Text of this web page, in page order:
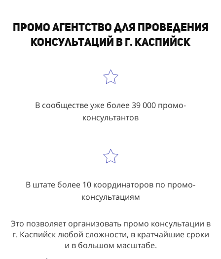
Промо агентство для проведения
консультаций в г. Каспийск
В сообществе уже более 39 000 промо-
консультантов
В штате более 10 координаторов по промо-
консультациям
Это позволяет организовать промо консультации в
г. Каспийск любой сложности, в кратчайшие сроки
и в большом масштабе.